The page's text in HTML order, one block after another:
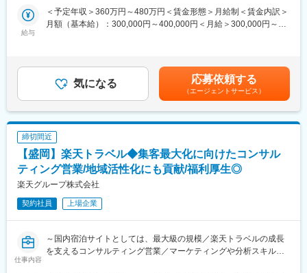
■当社について：
当社は東京本社と岩手を拠点にAI×Web制作、DX支援、グローバ
ピート率も高く、安定した受注基盤を築いています。今後もAIチ
ャットボットやCMSなど自社プロダクトの展開を強化し、DX時代
の価値創出を目指します。制度・教育体制も整備され、地方でも
技術者としてコアな成長を遂げられる環境です。
変更の範囲：会社の定める業務
の向上についても担っていただきます。大変やりがいのあるポジ
ションです。取引先として、市役所などの自治体はもちろん、民
に対応し、働くメンバーも基本的に業務分担はせず、独学や仕事
を通してデザインや企画スキルを培ってきました。デザインや技
術に関して経験則しか裏打ちがありません。そのため、論理的伝
■組織構成：DTP担当者は3名、全て女性で構成されております。
■今後の方向性：当社が地域で担ってきたのは紙にインクを乗せる
ことではないと考えています。お客様は印刷物をなぜ作るのか。
そこには必ず達成したい目的があります。今後は、企画・デザイ
ンを充実させ、お客様の目的達成に向けたパートナーとして、よ
■働き方への取り組み：多様な働き方への柔軟な対応を目指してい
目指し、月1回の有給使用を推奨しています。
■当社の特徴：文化、芸術、風習、経済、政治。印刷とは、その時
給与
＜予定年収＞360万円～480万円＜賃金形態＞月給制＜賃金内訳＞
月額（基本給）：300,000円～400,000円＜月給＞300,000円～
を通じて上下する可能性があります。月給(月額)は固定手当を含み
ます。 気になる 応募依頼する
（エージェントサービス）
締切間近
【盛岡】楽天トラベル◆集客最大化に向けたコンサル
ティング営業/地域活性化にも貢献/福利厚生◎
楽天グループ株式会社
契約社員 上場企業
仕事内容
～国内宿泊サイトとしては、最大級の規模／楽天トラベルの成長
を支えるコンサルティング営業／マーケティングや分析スキルも